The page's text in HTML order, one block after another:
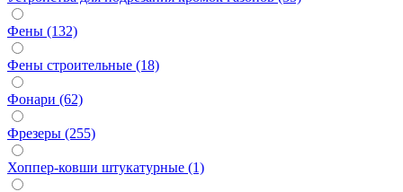
Фены (132)
Фены строительные (18)
Фонари (62)
Фрезеры (255)
Хоппер-ковши штукатурные (1)